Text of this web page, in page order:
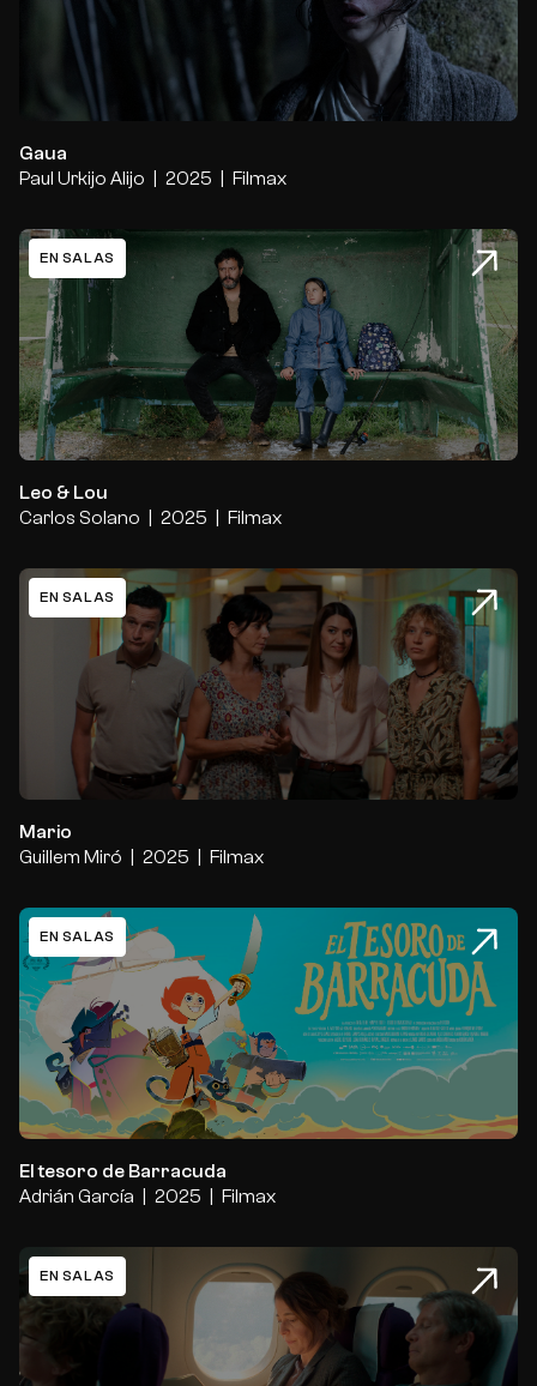
Gaua
Gaua
Paul Urkijo Alijo
2025 Filmax
EN SALAS
Leo & Lou
Leo & Lou
Carlos Solano
2025 Filmax
EN SALAS
Mario
Mario
Guillem Miró
2025 Filmax
EN SALAS
El tesoro de Barracuda
El tesoro de Barracuda
Adrián García
2025 Filmax
EN SALAS
Mi amiga Eva